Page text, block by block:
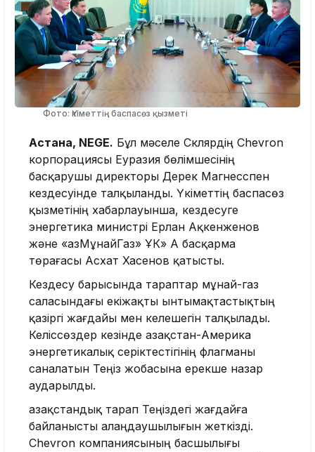
Фото: Үкіметтің баспасөз қызметі
Астана, NEGE. Бұл мәселе Склярдің Chevron
корпорациясы Еуразия бөлімшесінің
басқарушы директоры Дерек Магнесспен
кездесуінде талқыланды. Үкіметтің баспасөз
қызметінің хабарлауынша, кездесуге
энергетика министрі Ерлан Ақкенженов
және «ҚазМұнайГаз» ҰК» АҚ басқарма
төрағасы Асхат Хасенов қатысты.
Кездесу барысында тараптар мұнай-газ
саласындағы екіжақты ынтымақтастықтың
қазіргі жағдайы мен келешегін талқылады.
Келіссөздер кезінде Қазақстан-Америка
энергетикалық серіктестігінің флагманы
саналатын Теңіз жобасына ерекше назар
аударылды.
Қазақстандық тарап Теңіздегі жағдайға
байланысты алаңдаушылығын жеткізді.
Chevron компаниясының басшылығы